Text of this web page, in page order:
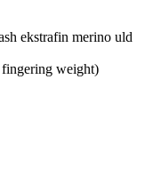
ekstrafin merino uld
weight)